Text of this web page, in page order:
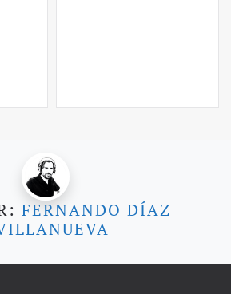
FERNANDO DÍAZ